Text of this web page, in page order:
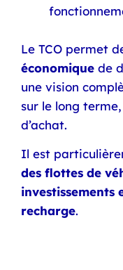
Le TCO permet
économique de
une vision
sur le long
d’achat.
Il est
des flottes de
investissements
recharge.